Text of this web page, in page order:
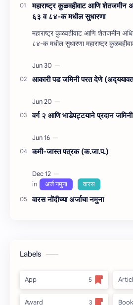
महाराष्‍ट्र कुळवहीवाट आणि
६३ व ८४-क मधील सुधारणा
महाराष्‍ट्र कुळवहीवाट आणि शेतजमीन अधिनियम , १९४८, कलम ६३ व
८४-क मधील सुधारणा महाराष्‍ट्र कुळवहीवाट आणि शेतजमीन अधिनियम
आकारी पड जमिनी
वर्ग २ आणि भाडेपट्टयाने प्रदान
कमी-जास्त पत्रक (क.जा.प.)
वारस नोंदीच्‍या अर्जाचा नमुना
Labels
App
Award